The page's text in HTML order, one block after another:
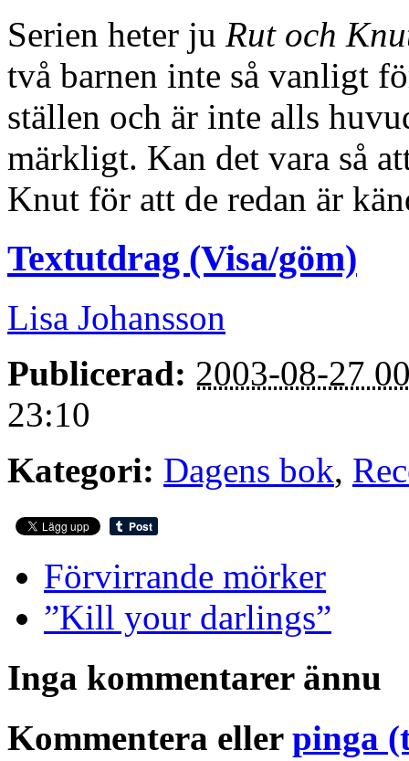
Serien heter ju Rut och
två barnen inte så vanligt
ställen och är inte alls
märkligt. Kan det vara så
Knut för att de redan är
Textutdrag (Visa/göm)
Lisa Johansson
Publicerad: 2003-08-27
23:10
Kategori: Dagens bok,
Förvirrande mörker
”Kill your darlings”
Inga kommentarer ännu
Kommentera eller pinga